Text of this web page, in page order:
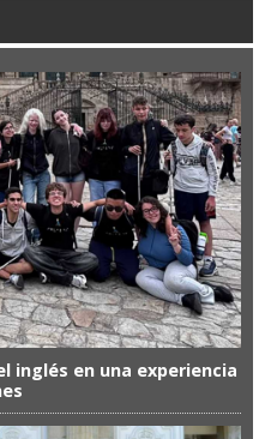
inglés en una experiencia